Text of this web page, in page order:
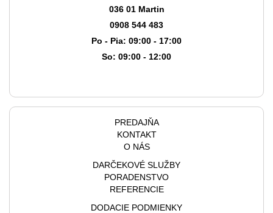
036 01 Martin
0908 544 483
Po - Pia: 09:00 - 17:00
So: 09:00 - 12:00
PREDAJŇA
KONTAKT
O NÁS
DARČEKOVÉ SLUŽBY
PORADENSTVO
REFERENCIE
DODACIE PODMIENKY